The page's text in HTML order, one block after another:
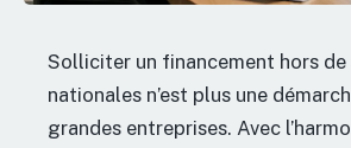
Solliciter un financement hors
nationales n’est plus une
grandes entreprises. Avec